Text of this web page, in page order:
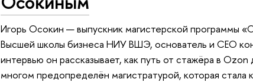
Игорь Осокин — выпускник магистерской программы
Высшей школы бизнеса НИУ ВШЭ, основатель и CEO
интервью он рассказывает, как путь от стажёра в
многом предопределён магистратурой, которая стала